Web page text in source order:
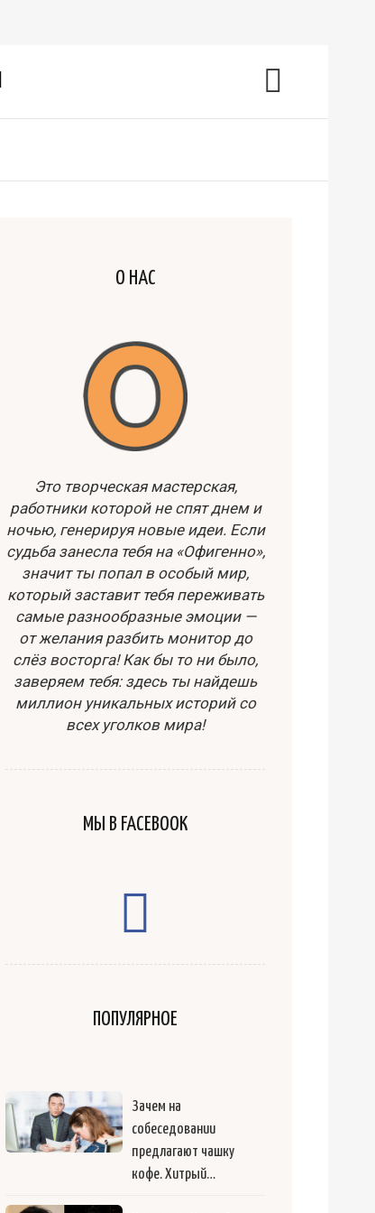
О НАС
Это творческая мастерская,
работники которой не спят днем и
ночью, генерируя новые идеи. Если
судьба занесла тебя на «Офигенно»,
значит ты попал в особый мир,
который заставит тебя переживать
самые разнообразные эмоции —
от желания разбить монитор до
слёз восторга! Как бы то ни было,
заверяем тебя: здесь ты найдешь
миллион уникальных историй со
всех уголков мира!
МЫ В FACEBOOK
ПОПУЛЯРНОЕ
Зачем на
собеседовании
предлагают чашку
кофе. Хитрый…